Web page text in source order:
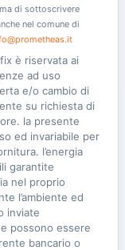
di sottoscrivere
nel comune di
è riservata ai
ad uso
e/o cambio di
su richiesta di
la presente
ed invariabile per
l’energia
garantite
nel proprio
l’ambiente ed
inviate
possono essere
bancario o